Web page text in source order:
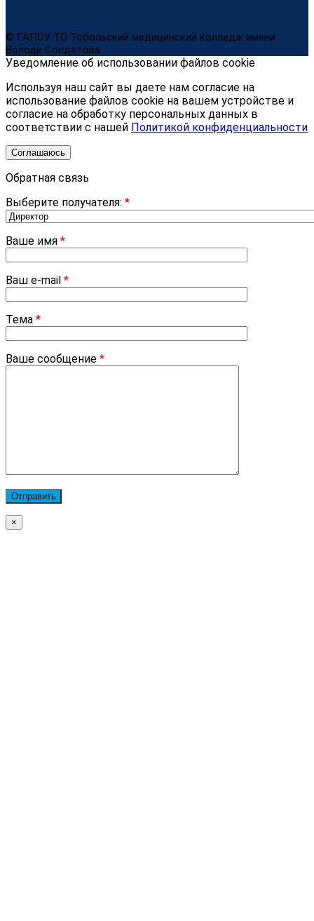
© ГАПОУ ТО Тобольский медицинский колледж имени
Володи Солдатова
Уведомление об использовании файлов cookie
Используя наш сайт вы даете нам согласие на
использование файлов cookie на вашем устройстве и
согласие на обработку персональных данных в
соответствии с нашей Политикой конфиденциальности
Соглашаюсь
Обратная связь
Выберите получателя: *
Ваше имя *
Ваш e-mail *
Тема *
Ваше сообщение *
×